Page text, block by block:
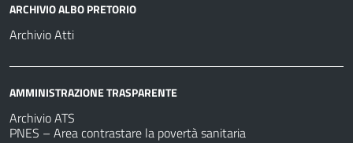
ARCHIVIO ALBO PRETORIO
Archivio Atti
AMMINISTRAZIONE TRASPARENTE
Archivio ATS
PNES – Area contrastare la povertà sanitaria